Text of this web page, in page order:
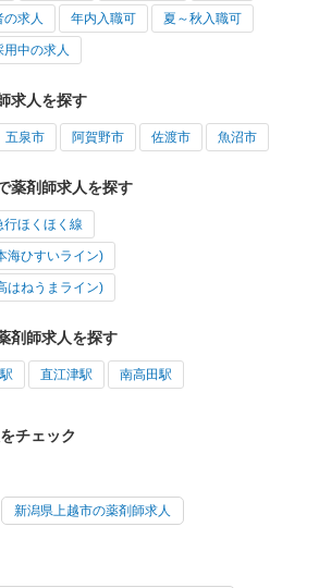
の求人 年内入職可 夏～秋入職可
用中の求人
求人を探す
五泉市 阿賀野市 佐渡市 魚沼市
薬剤師求人を探す
行ほくほく線
海ひすいライン)
はねうまライン)
剤師求人を探す
直江津駅 南高田駅
チェック
新潟県上越市の薬剤師求人